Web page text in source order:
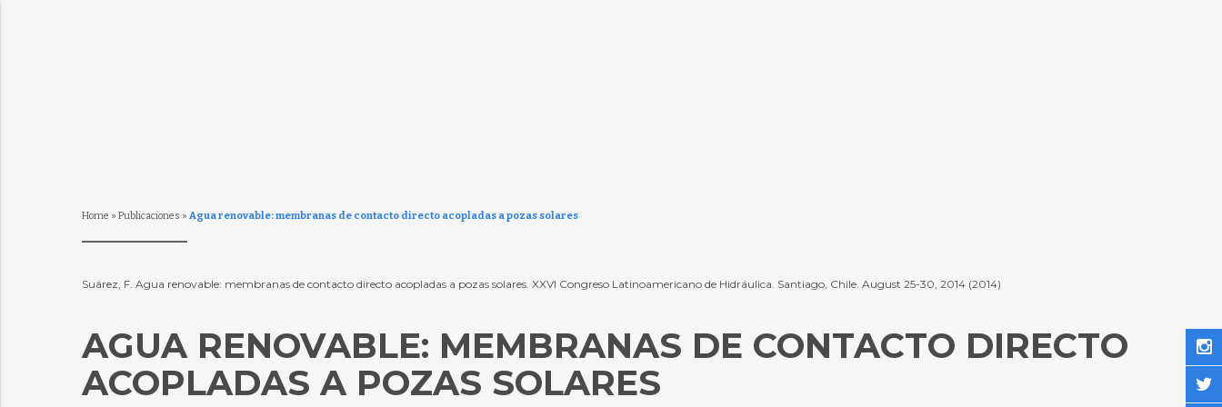
Home » Publicaciones » Agua renovable: membranas de contacto directo acopladas a pozas solares
Suárez, F. Agua renovable: membranas de contacto directo acopladas a pozas solares. XXVI Congreso Latinoamericano de Hidráulica. Santiago, Chile. August 25-30, 2014 (2014)
AGUA RENOVABLE: MEMBRANAS DE CONTACTO DIRECTO
ACOPLADAS A POZAS SOLARES